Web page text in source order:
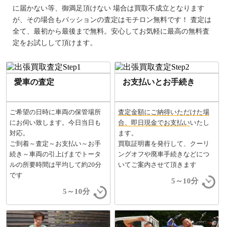
に届かない等、御満足頂けない 場合は買取不成立となります
が、その場合もパッションの査定はモチロン無料です！ 査定は
全て、最初から最後まで無料。安心してお気軽に最高の無料査
定をお試しして頂けます。
愛車の査定
ご希望の日時に車両の保管場所
にお伺い致します。今日当日も
対応。
ご到着～査定～お支払い～お手
続き～車両の引上げまでトータ
ルの所要時間は平均して約20分
です
5～10分
お支払いとお手続き
査定金額にご納得いただけた場
合、即日現金でお支払いいたし
ます。
買取証明書を発行して、クーリ
ングオフや廃車手続きなどにつ
いてご案内させて頂きます
5～10分